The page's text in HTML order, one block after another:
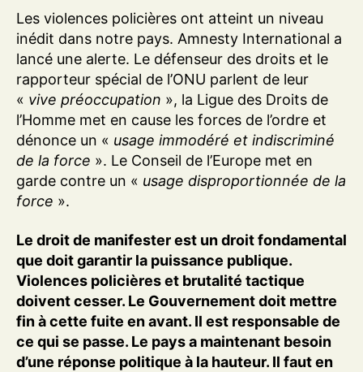
Les violences policières ont atteint un niveau
inédit dans notre pays. Amnesty International a
lancé une alerte. Le défenseur des droits et le
rapporteur spécial de l’ONU parlent de leur
« vive préoccupation », la Ligue des Droits de
l’Homme met en cause les forces de l’ordre et
dénonce un « usage immodéré et indiscriminé
de la force ». Le Conseil de l’Europe met en
garde contre un « usage disproportionnée de la
force ».
Le droit de manifester est un droit fondamental
que doit garantir la puissance publique.
Violences policières et brutalité tactique
doivent cesser. Le Gouvernement doit mettre
fin à cette fuite en avant. Il est responsable de
ce qui se passe. Le pays a maintenant besoin
d’une réponse politique à la hauteur. Il faut en